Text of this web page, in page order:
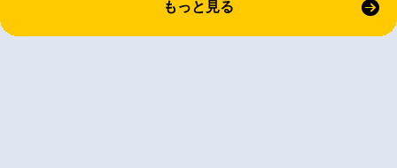
もっと見る